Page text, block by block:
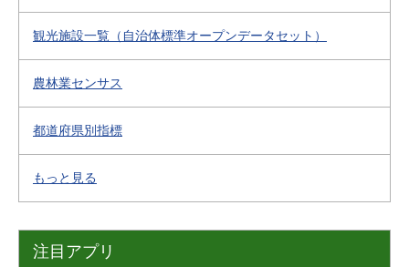
観光施設一覧（自治体標準オープンデータセット）
農林業センサス
都道府県別指標
もっと見る
注目アプリ